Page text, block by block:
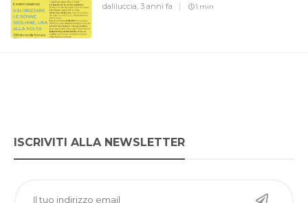
daliluccia,3 anni fa 1 min
ISCRIVITI ALLA NEWSLETTER